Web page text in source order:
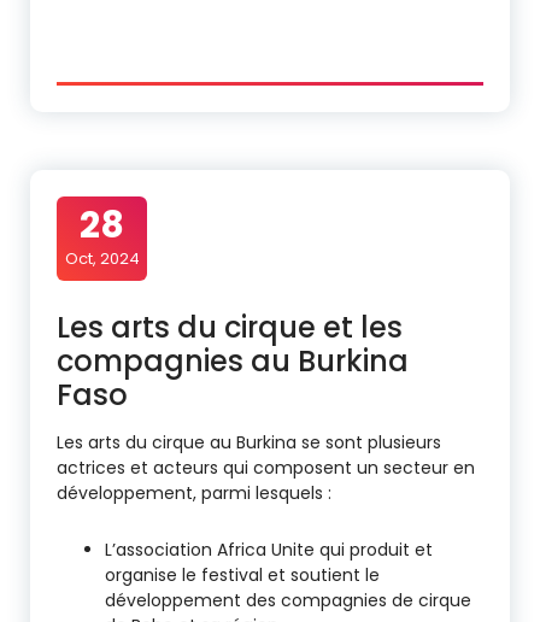
28
Oct, 2024
Les arts du cirque et les
compagnies au Burkina
Faso
Les arts du cirque au Burkina se sont plusieurs
actrices et acteurs qui composent un secteur en
développement, parmi lesquels :
L’association Africa Unite qui produit et
organise le festival et soutient le
développement des compagnies de cirque